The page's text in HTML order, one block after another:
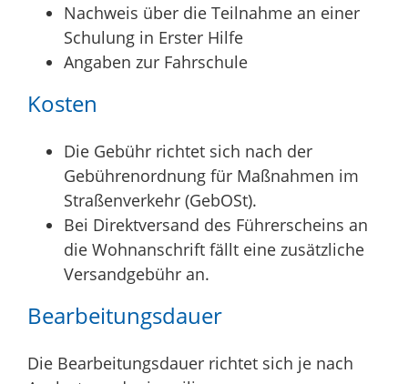
Nachweis über die Teilnahme an einer
Schulung in Erster Hilfe
Angaben zur Fahrschule
Kosten
Die Gebühr richtet sich nach der
Gebührenordnung für Maßnahmen im
Straßenverkehr (GebOSt).
Bei Direktversand des Führerscheins an
die Wohnanschrift fällt eine zusätzliche
Versandgebühr an.
Bearbeitungsdauer
Die Bearbeitungsdauer richtet sich je nach